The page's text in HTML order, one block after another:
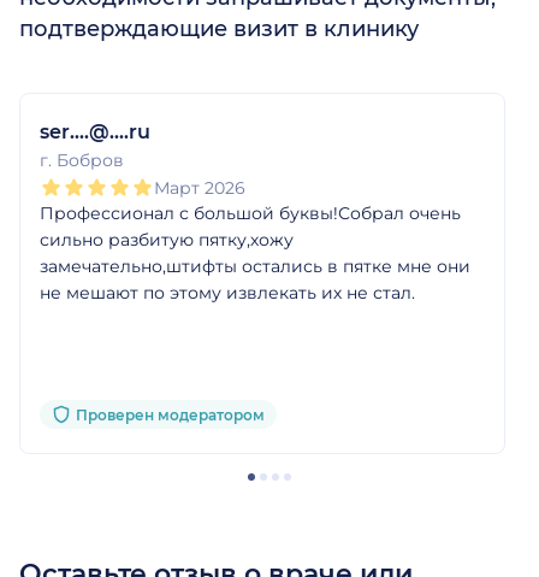
подтверждающие визит в клинику
ser....@....ru
г. Бобров
Март 2026
Профессионал с большой буквы!Собрал очень
сильно разбитую пятку,хожу
замечательно,штифты остались в пятке мне они
не мешают по этому извлекать их не стал.
Проверен модератором